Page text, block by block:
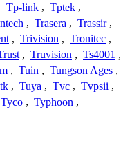
Tp-link , Tptek ,
, Trasera , Trassir ,
, Trivision , Tronitec ,
, Truvision , Ts4001 ,
, Tuin , Tungson Ages ,
, Tuya , Tvc , Tvpsii ,
Tyco , Typhoon ,